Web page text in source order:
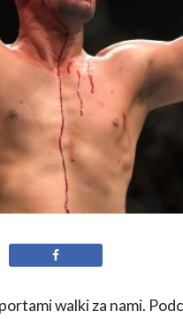
walki za nami.